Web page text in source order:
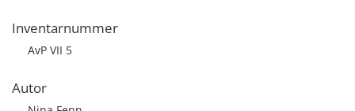
Inventarnummer
AvP VII 5
Autor